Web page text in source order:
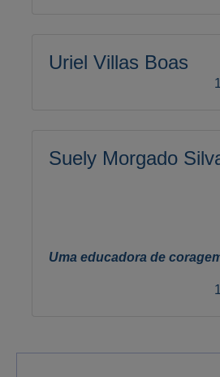
Uriel Villas Boas
Suely Morgado
Uma educadora de